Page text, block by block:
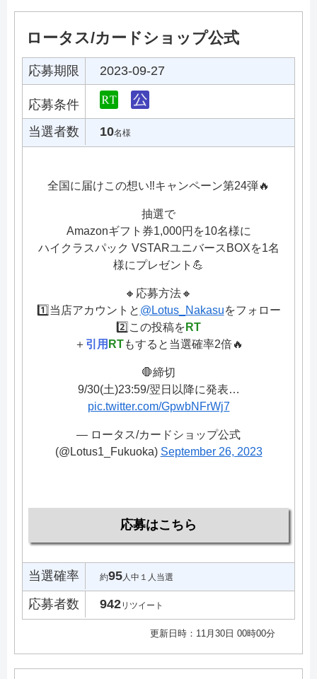
ロータス/カードショップ公式
応募期限 2023-09-27
応募条件
当選者数
10名様
全国に届けこの想い‼️キャンペーン第24弾🔥
抽選で
Amazonギフト券1,000円を10名様に
ハイクラスパック VSTARユニバースBOXを1名
様にプレゼント💪
🔸応募方法🔸
1️⃣当店アカウントと @Lotus_Nakasuをフォロー
2️⃣この投稿を RT
＋ 引用 RTもすると当選確率2倍🔥
🛑締切
9/30(土)23:59/翌日以降に発表…
pic.twitter.com/GpwbNFrWj7
— ロータス/カードショップ公式
(@Lotus1_Fukuoka) September 26, 2023
応募はこちら
当選確率 約95人中１人当選
応募者数 942リツイート
更新日時：11月30日 00時00分